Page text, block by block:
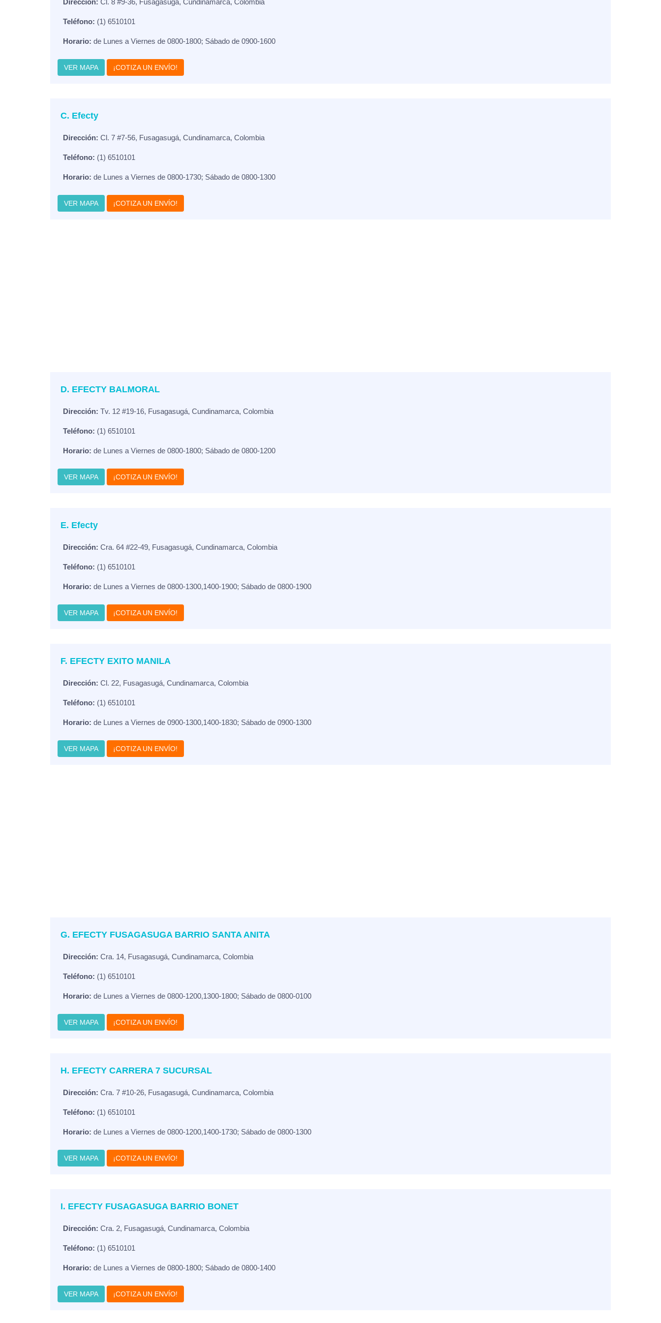
Teléfono: (1) 6510101
Horario: de Lunes a Viernes de 0800-1800; Sábado de 0900-1600
VER MAPA ¡COTIZA UN ENVÍO!
C. Efecty
Dirección: Cl. 7 #7-56, Fusagasugá, Cundinamarca, Colombia
Teléfono: (1) 6510101
Horario: de Lunes a Viernes de 0800-1730; Sábado de 0800-1300
VER MAPA ¡COTIZA UN ENVÍO!
D. EFECTY BALMORAL
Dirección: Tv. 12 #19-16, Fusagasugá, Cundinamarca, Colombia
Teléfono: (1) 6510101
Horario: de Lunes a Viernes de 0800-1800; Sábado de 0800-1200
VER MAPA ¡COTIZA UN ENVÍO!
E. Efecty
Dirección: Cra. 64 #22-49, Fusagasugá, Cundinamarca, Colombia
Teléfono: (1) 6510101
Horario: de Lunes a Viernes de 0800-1300,1400-1900; Sábado de 0800-1900
VER MAPA ¡COTIZA UN ENVÍO!
F. EFECTY EXITO MANILA
Dirección: Cl. 22, Fusagasugá, Cundinamarca, Colombia
Teléfono: (1) 6510101
Horario: de Lunes a Viernes de 0900-1300,1400-1830; Sábado de 0900-1300
VER MAPA ¡COTIZA UN ENVÍO!
G. EFECTY FUSAGASUGA BARRIO SANTA ANITA
Dirección: Cra. 14, Fusagasugá, Cundinamarca, Colombia
Teléfono: (1) 6510101
Horario: de Lunes a Viernes de 0800-1200,1300-1800; Sábado de 0800-0100
VER MAPA ¡COTIZA UN ENVÍO!
H. EFECTY CARRERA 7 SUCURSAL
Dirección: Cra. 7 #10-26, Fusagasugá, Cundinamarca, Colombia
Teléfono: (1) 6510101
Horario: de Lunes a Viernes de 0800-1200,1400-1730; Sábado de 0800-1300
VER MAPA ¡COTIZA UN ENVÍO!
I. EFECTY FUSAGASUGA BARRIO BONET
Dirección: Cra. 2, Fusagasugá, Cundinamarca, Colombia
Teléfono: (1) 6510101
Horario: de Lunes a Viernes de 0800-1800; Sábado de 0800-1400
VER MAPA ¡COTIZA UN ENVÍO!